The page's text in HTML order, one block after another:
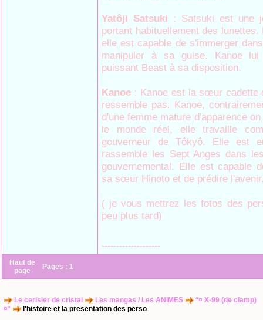
Yatôji Satsuki : Satsuki est une
portant habituellement des
elle est capable de s'immerger
manipuler à sa guise. Kanoe
puissant Beast à sa disposition.
Kanoe : Kanoe est la sœur cadette
ressemble pas. Kanoe,
d'une femme mature d'apparence
le monde réel, elle travaille
gouverneur de Tôkyô. Elle est
rassemble les Sept Anges dans
gouvernemental. Elle est capable
sa sœur Hinoto et de prédire
( je vous mettrez les fotos des
peu plus tard)
--------------------
Haut de
page
Pages : 1
Le cerisier de cristal Les mangas / Les ANIMES
°¤ X-99 (de clamp)
¤°
l'histoire et la presentation des perso